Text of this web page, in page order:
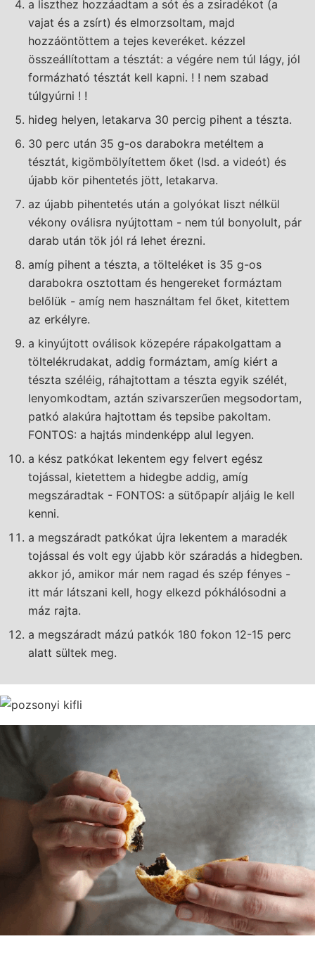
a liszthez hozzáadtam a sót és a zsiradékot (a
vajat és a zsírt) és elmorzsoltam, majd
hozzáöntöttem a tejes keveréket. kézzel
összeállítottam a tésztát: a végére nem túl lágy, jól
formázható tésztát kell kapni. ! ! nem szabad
túlgyúrni ! !
hideg helyen, letakarva 30 percig pihent a tészta.
30 perc után 35 g-os darabokra metéltem a
tésztát, kigömbölyítettem őket (lsd. a videót) és
újabb kör pihentetés jött, letakarva.
az újabb pihentetés után a golyókat liszt nélkül
vékony oválisra nyújtottam - nem túl bonyolult, pár
darab után tök jól rá lehet érezni.
amíg pihent a tészta, a tölteléket is 35 g-os
darabokra osztottam és hengereket formáztam
belőlük - amíg nem használtam fel őket, kitettem
az erkélyre.
a kinyújtott oválisok közepére rápakolgattam a
töltelékrudakat, addig formáztam, amíg kiért a
tészta széléig, ráhajtottam a tészta egyik szélét,
lenyomkodtam, aztán szivarszerűen megsodortam,
patkó alakúra hajtottam és tepsibe pakoltam.
FONTOS: a hajtás mindenképp alul legyen.
a kész patkókat lekentem egy felvert egész
tojással, kietettem a hidegbe addig, amíg
megszáradtak - FONTOS: a sütőpapír aljáig le kell
kenni.
a megszáradt patkókat újra lekentem a maradék
tojással és volt egy újabb kör száradás a hidegben.
akkor jó, amikor már nem ragad és szép fényes -
itt már látszani kell, hogy elkezd pókhálósodni a
máz rajta.
a megszáradt mázú patkók 180 fokon 12-15 perc
alatt sültek meg.